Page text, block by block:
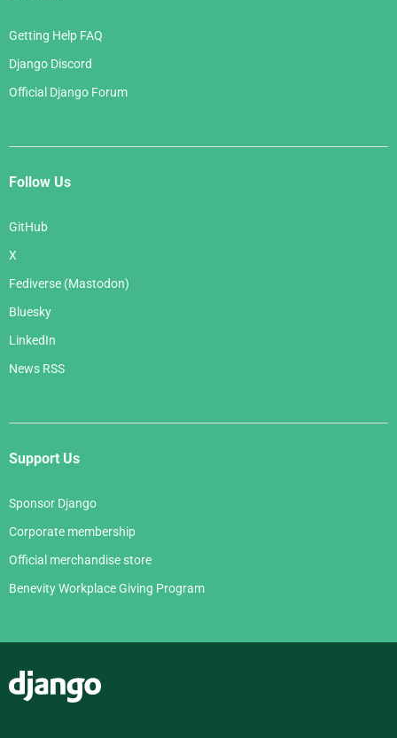
Getting Help FAQ
Django Discord
Official Django Forum
Follow Us
GitHub
X
Fediverse (Mastodon)
Bluesky
LinkedIn
News RSS
Support Us
Sponsor Django
Corporate membership
Official merchandise store
Benevity Workplace Giving Program